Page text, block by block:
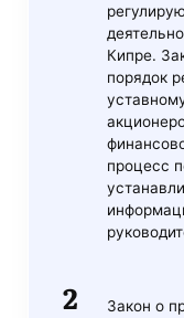
Кипре.
порядок
процесс
Закон о